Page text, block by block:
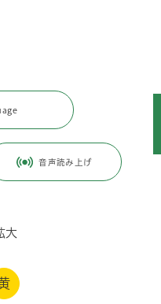
音声読み上げ
大
・医療
年8月10日 / ページ番号：C100184
受診しましょう。
です。